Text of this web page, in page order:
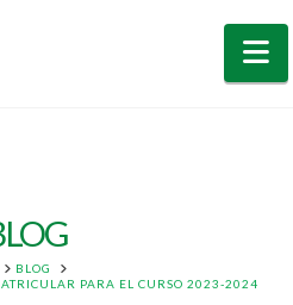
BLOG
PARA EL CURSO 2023-2024